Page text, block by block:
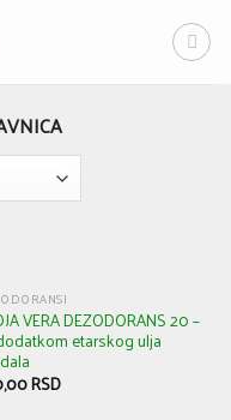
VERA DEZODORANS 20 –
etarskog ulja
RSD